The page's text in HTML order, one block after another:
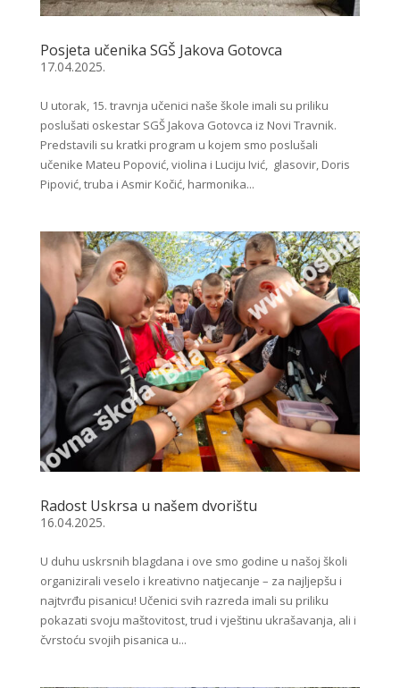
Posjeta učenika SGŠ Jakova Gotovca
17.04.2025.
U utorak, 15. travnja učenici naše škole imali su priliku
poslušati oskestar SGŠ Jakova Gotovca iz Novi Travnik.
Predstavili su kratki program u kojem smo poslušali
učenike Mateu Popović, violina i Luciju Ivić, glasovir, Doris
Pipović, truba i Asmir Kočić, harmonika...
Radost Uskrsa u našem dvorištu
16.04.2025.
U duhu uskrsnih blagdana i ove smo godine u našoj školi
organizirali veselo i kreativno natjecanje – za najljepšu i
najtvrđu pisanicu! Učenici svih razreda imali su priliku
pokazati svoju maštovitost, trud i vještinu ukrašavanja, ali i
čvrstoću svojih pisanica u...